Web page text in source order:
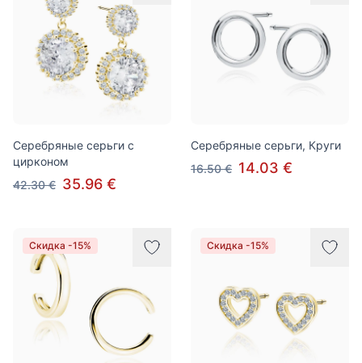
Серебряные серьги с
цирконом
42.30 € 35.96 €
Серебряные серьги, Круги
16.50 € 14.03 €
Скидка -15% Скидка -15%